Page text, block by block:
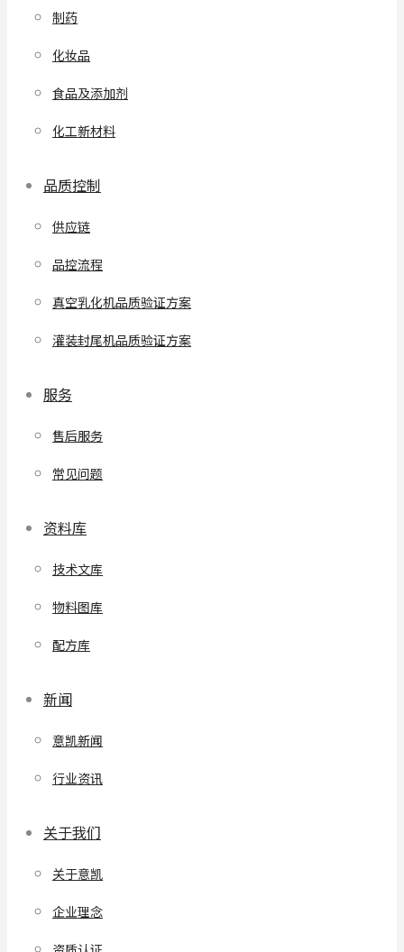
制药
化妆品
食品及添加剂
化工新材料
品质控制
供应链
品控流程
真空乳化机品质验证方案
灌装封尾机品质验证方案
服务
售后服务
常见问题
资料库
技术文库
物料图库
配方库
新闻
意凯新闻
行业资讯
关于我们
关于意凯
企业理念